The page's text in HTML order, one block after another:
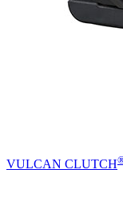
VULCAN CLUTCH